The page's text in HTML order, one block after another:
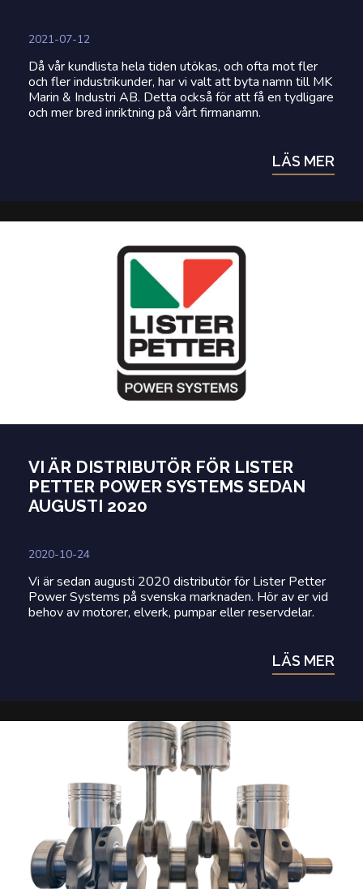
2021-07-12
Då vår kundlista hela tiden utökas, och ofta mot fler
och fler industrikunder, har vi valt att byta namn till MK
Marin & Industri AB. Detta också för att få en tydligare
och mer bred inriktning på vårt firmanamn.
LÄS MER
VI ÄR DISTRIBUTÖR FÖR LISTER
PETTER POWER SYSTEMS SEDAN
AUGUSTI 2020
2020-10-24
Vi är sedan augusti 2020 distributör för Lister Petter
Power Systems på svenska marknaden. Hör av er vid
behov av motorer, elverk, pumpar eller reservdelar.
LÄS MER